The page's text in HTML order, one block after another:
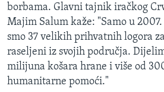
borbama. Glavni tajnik iračkog
Majim Salum kaže: "Samo u
smo 37 velikih prihvatnih logora
raseljeni iz svojih područja.
milijuna košara hrane i više od
humanitarne pomoći."